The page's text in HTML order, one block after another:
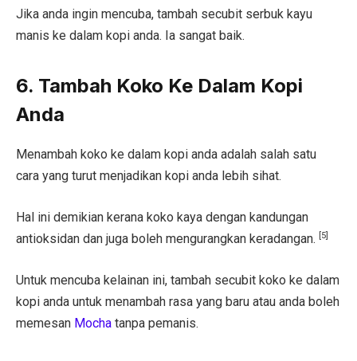
Jika anda ingin mencuba, tambah secubit serbuk kayu
manis ke dalam kopi anda. Ia sangat baik.
6. Tambah Koko Ke Dalam Kopi
Anda
Menambah koko ke dalam kopi anda adalah salah satu
cara yang turut menjadikan kopi anda lebih sihat.
Hal ini demikian kerana koko kaya dengan kandungan
antioksidan dan juga boleh mengurangkan keradangan.
[5]
Untuk mencuba kelainan ini, tambah secubit koko ke dalam
kopi anda untuk menambah rasa yang baru atau anda boleh
memesan Mocha tanpa pemanis.